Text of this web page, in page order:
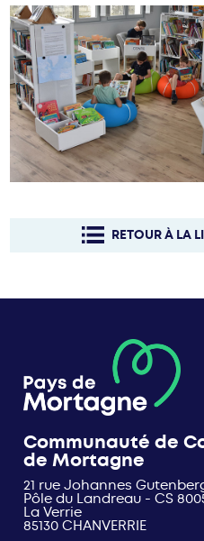
RETOUR À LA
Communauté de
de Mortagne
21 rue Johannes
Pôle du Landreau - CS
La Verrie
85130 CHANVERRIE